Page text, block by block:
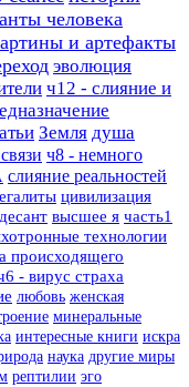
человека
и артефакты
эволюция
ч12 - слияние и
Земля душа
ч8 - немного
слияние реальностей
цивилизация
высшее я часть1
технологии
происходящего
- вирус страха
любовь женская
минеральные
интересные книги искра
наука другие миры
рептилии эго